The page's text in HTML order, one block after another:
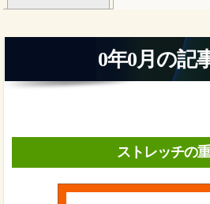
0年0月の記
ストレッチの